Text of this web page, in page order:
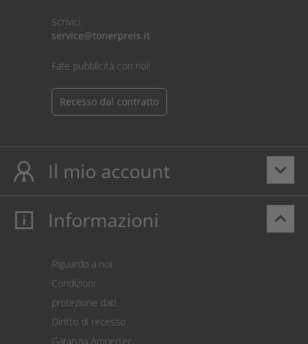
Scrivici:
service@tonerpreis.it
Fate pubblicità con noi!
Recesso dal contratto
keyboard_arrow_down
Il mio account
Il mio account
Pagamento
Restituzione della merce
keyboard_arrow_up
Informazioni
Riguardo a noi
Condizioni
protezione dati
Diritto di recesso
Garanzia Ampertec